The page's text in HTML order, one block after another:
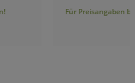
Für Preisangaben